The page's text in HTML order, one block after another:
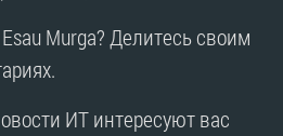
Murga? Делитесь своим
ИТ интересуют вас